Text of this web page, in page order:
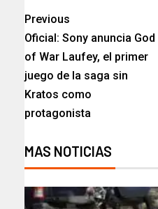
Previous
Oficial: Sony anuncia God
of War Laufey, el primer
juego de la saga sin
Kratos como
protagonista
MAS NOTICIAS